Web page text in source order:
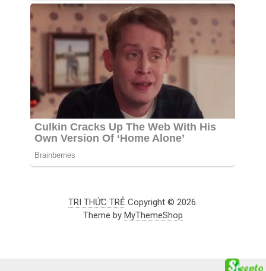
TRI THỨC TRẺ Copyright © 2026.
Theme by MyThemeShop